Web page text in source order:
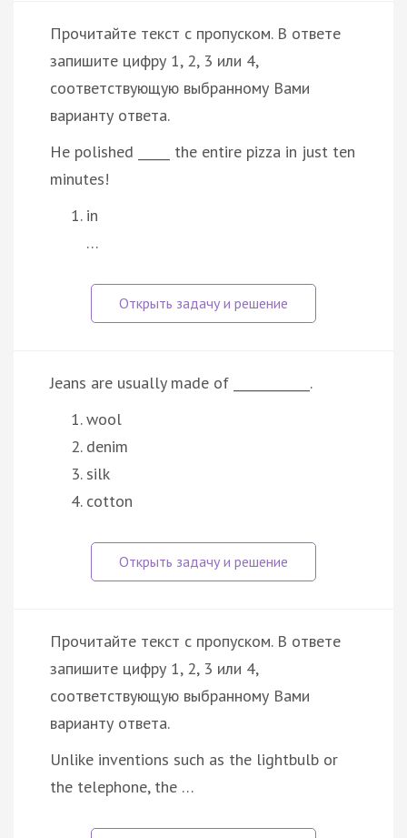
Прочитайте текст с пропуском. В ответе
запишите цифру 1, 2, 3 или 4,
соответствующую выбранному Вами
варианту ответа.
He polished _____ the entire pizza in just ten
minutes!
in
…
Jeans are usually made of ____________.
wool
denim
silk
cotton
Прочитайте текст с пропуском. В ответе
запишите цифру 1, 2, 3 или 4,
соответствующую выбранному Вами
варианту ответа.
Unlike inventions such as the lightbulb or
the telephone, the …